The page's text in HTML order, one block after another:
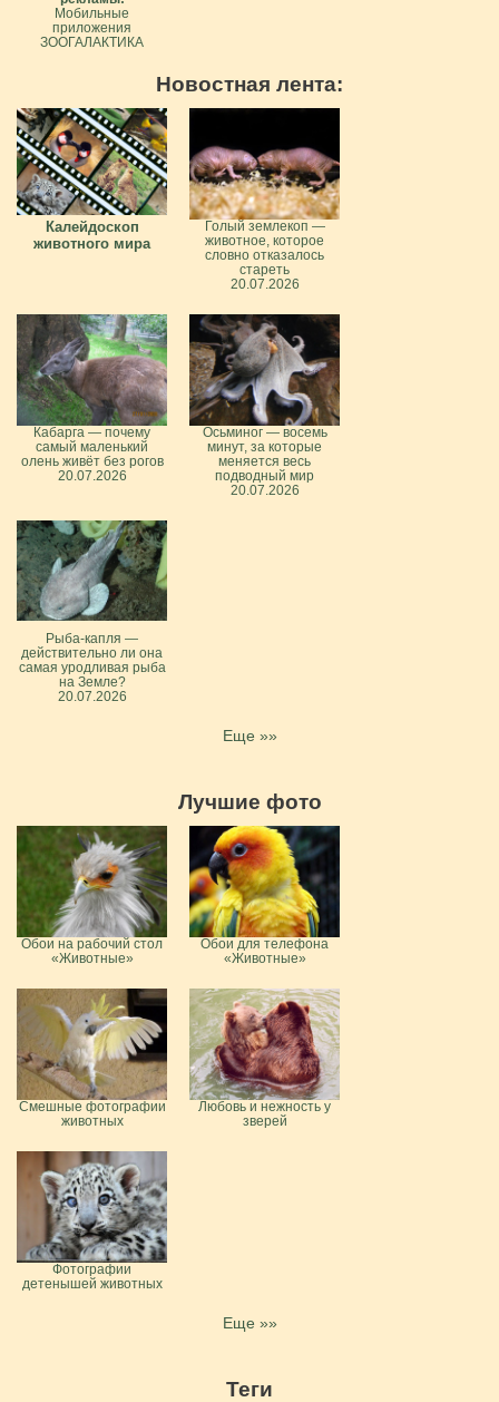
Мобильные
приложения
ЗООГАЛАКТИКА
Новостная лента:
Калейдоскоп
животного мира
Голый землекоп —
животное, которое
словно отказалось
стареть
20.07.2026
Кабарга — почему
самый маленький
олень живёт без рогов
20.07.2026
Осьминог — восемь
минут, за которые
меняется весь
подводный мир
20.07.2026
Рыба-капля —
действительно ли она
самая уродливая рыба
на Земле?
20.07.2026
Еще »»
Лучшие фото
Обои на рабочий стол
«Животные»
Обои для телефона
«Животные»
Смешные фотографии
животных
Любовь и нежность у
зверей
Фотографии
детенышей животных
Еще »»
Теги